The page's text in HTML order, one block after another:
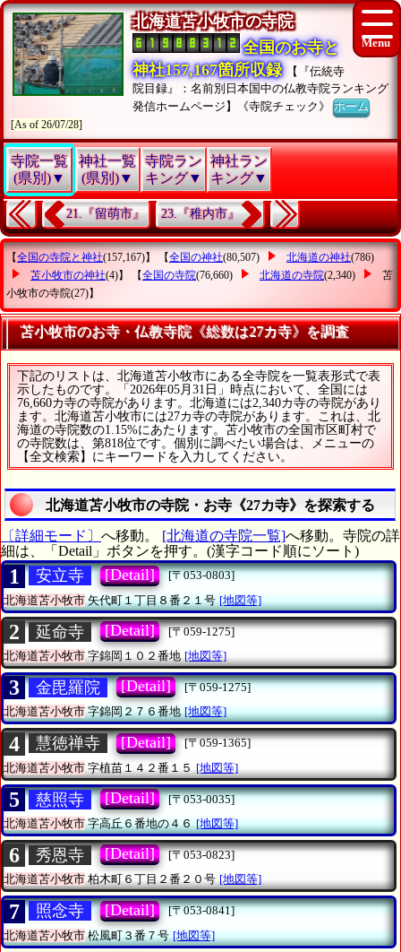
北海道苫小牧市の寺院
全国のお寺と
神社157,167箇所収録
【『伝統寺
院目録』：名前別日本国中の仏教寺院ランキング
発信ホームページ】《寺院チェック》ホーム
[As of 26/07/28]
寺院一覧
(県別)▼
神社一覧
(県別)▼
寺院ラン
キング▼
神社ラン
キング▼
21.『留萌市』 23.『稚内市』
【全国の寺院と神社(157,167)】 【全国の神社(80,507) 北海道の神社(786)
苫小牧市の神社(4)】 【全国の寺院(76,660) 北海道の寺院(2,340)
苫
小牧市の寺院(27)】
苫小牧市のお寺・仏教寺院《総数は27カ寺》を調査
下記のリストは、北海道苫小牧市にある全寺院を一覧表形式で表
示したものです。「2026年05月31日」時点において、全国には
76,660カ寺の寺院があります。北海道には2,340カ寺の寺院があり
ます。北海道苫小牧市には27カ寺の寺院があります。これは、北
海道の寺院数の1.15%にあたります。苫小牧市の全国市区町村で
の寺院数は、第818位です。個別に調べたい場合は、メニューの
【全文検索】にキーワードを入力してください。
北海道苫小牧市の寺院・お寺《27カ寺》を探索する
〔詳細モード〕 へ移動。 [北海道の寺院一覧]へ移動。寺院の詳
細は、「Detail」ボタンを押す。(漢字コード順にソート)
1 安立寺 [Detail]
[〒053-0803]
北海道苫小牧市矢代町１丁目８番２１号 [地図等]
2 延命寺 [Detail]
[〒059-1275]
北海道苫小牧市字錦岡１０２番地 [地図等]
3 金毘羅院 [Detail]
[〒059-1275]
北海道苫小牧市字錦岡２７６番地 [地図等]
4 慧徳禅寺 [Detail]
[〒059-1365]
北海道苫小牧市 字植苗１４２番１５ [地図等]
5 慈照寺 [Detail]
[〒053-0035]
北海道苫小牧市字高丘６番地の４６ [地図等]
6 秀恩寺 [Detail]
[〒053-0823]
北海道苫小牧市柏木町６丁目２番２０号 [地図等]
7 照念寺 [Detail]
[〒053-0841]
北海道苫小牧市松風町３番７号 [地図等]